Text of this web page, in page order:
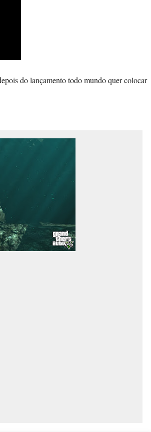
do lançamento todo mundo quer colocar